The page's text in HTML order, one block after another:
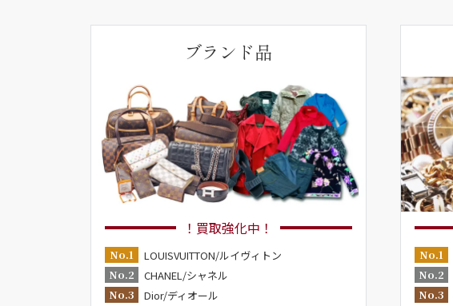
ブランド品
！買取強化中！
No.1
LOUISVUITTON/ルイヴィトン
No.2
CHANEL/シャネル
No.3
Dior/ディオール
No.1
No.2
No.3